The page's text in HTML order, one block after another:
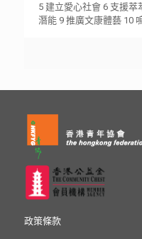
5 建立愛心社會 6 支援萃
潛能 9 推廣文康體藝 10
政策條款